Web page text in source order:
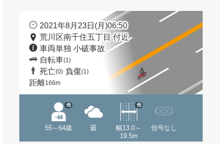
2021年8月23日(月)06:50
荒川区南千住五丁目 付近
車両単独 小破事故
自転車(1)
死亡(0) 負傷(1)
距離166m
55～64歳
他
曇
幅13.0～
19.5m
他
信号なし